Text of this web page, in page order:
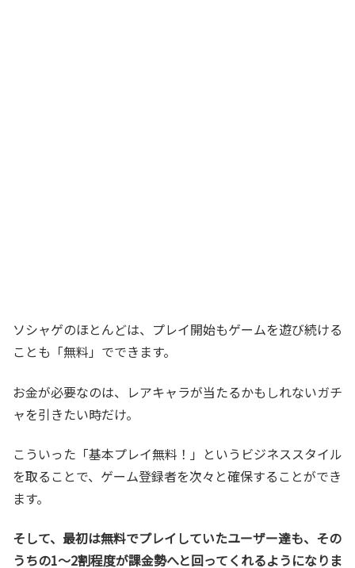
ソシャゲのほとんどは、プレイ開始もゲームを遊び続ける
ことも「無料」でできます。
お金が必要なのは、レアキャラが当たるかもしれないガチ
ャを引きたい時だけ。
こういった「基本プレイ無料！」というビジネススタイル
を取ることで、ゲーム登録者を次々と確保することができ
ます。
そして、最初は無料でプレイしていたユーザー達も、その
うちの1～2割程度が課金勢へと回ってくれるようになりま